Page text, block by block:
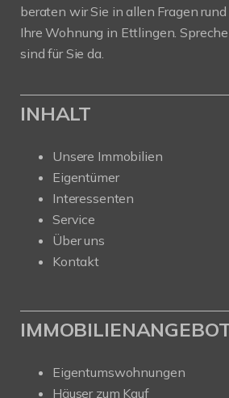
beraten wir Sie in allen Fragen rund
Ihre Wohnung in Ettlingen.
sind für Sie da.
INHALT
Unsere Immobilien
Eigentümer
Interessenten
Service
Über uns
Kontakt
Eigentumswohnungen
Häuser zum Kauf